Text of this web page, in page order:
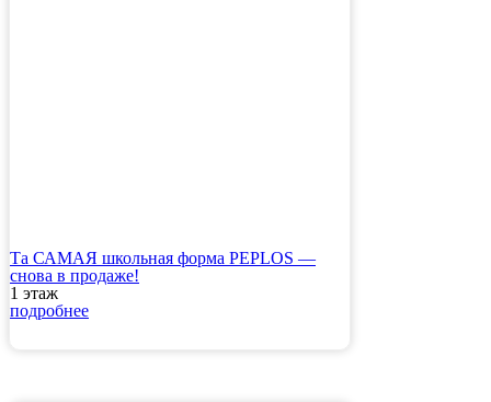
Та САМАЯ школьная форма PEPLOS —
снова в продаже!
1 этаж
подробнее